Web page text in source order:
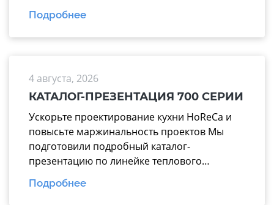
официальном сайте mariholod.com в
разделе «Прайс-лист». Дополнительную
информацию вы можете получить у
сотрудничество.
Подробнее
4 августа, 2026
КАТАЛОГ-ПРЕЗЕНТАЦИЯ 700 СЕРИИ
Ускорьте проектирование кухни HoReCa и
повысьте маржинальность проектов Мы
подготовили подробный каталог-
презентацию по линейке теплового
оборудования 700 серии производства
завода «Марихолодмаш». Этот материал
Подробнее